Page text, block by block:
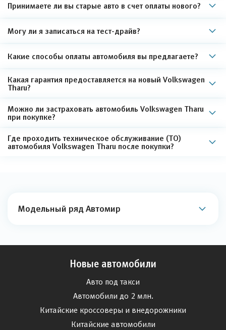
Принимаете ли вы старые авто в счет оплаты нового?
Могу ли я записаться на тест-драйв?
Какие способы оплаты автомобиля вы предлагаете?
Какая гарантия предоставляется на новый Volkswagen
Tharu?
Можно ли застраховать автомобиль Volkswagen Tharu
при покупке?
Где проходить техническое обслуживание (ТО)
автомобиля Volkswagen Tharu после покупки?
Модельный ряд Автомир
Новые автомобили
Авто под такси
Автомобили до 2 млн.
Китайские кроссоверы и внедорожники
Китайские автомобили